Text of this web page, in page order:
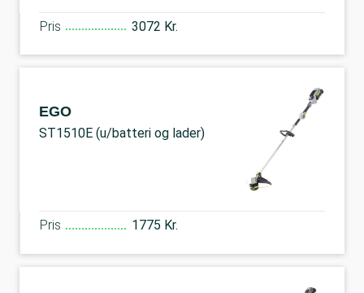
Pris 3072 Kr.
EGO
ST1510E (u/batteri og lader)
Pris 1775 Kr.